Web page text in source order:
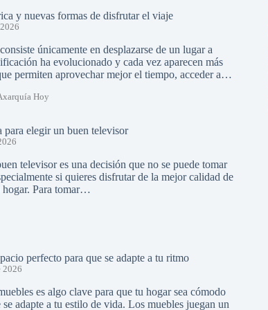
y nuevas formas de disfrutar el viaje
únicamente en desplazarse de un lugar a
ha evolucionado y cada vez aparecen más
permiten aprovechar mejor el tiempo, acceder a…
Hoy
para elegir un buen televisor
televisor es una decisión que no se puede tomar
si quieres disfrutar de la mejor calidad de
hogar. Para tomar…
perfecto para que se adapte a tu ritmo
2026
es algo clave para que tu hogar sea cómodo
adapte a tu estilo de vida. Los muebles juegan un